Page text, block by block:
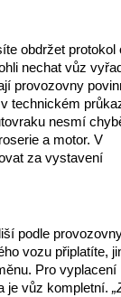
obdržet protokol
nechat vůz
provozovny
technickém
nesmí
a motor. V
za vystavení
podle
vozu připlatíte,
Pro vyplacení
je vůz kompletní.